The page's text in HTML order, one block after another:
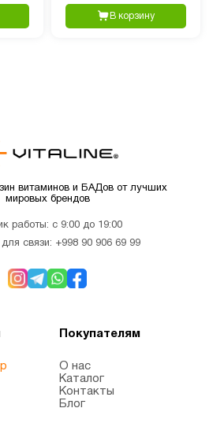
В корзину
витаминов и БАДов от лучших
мировых брендов
работы: с 9:00 до 19:00
связи: +998 90 906 69 99
Покупателям
О нас
Каталог
Контакты
Блог